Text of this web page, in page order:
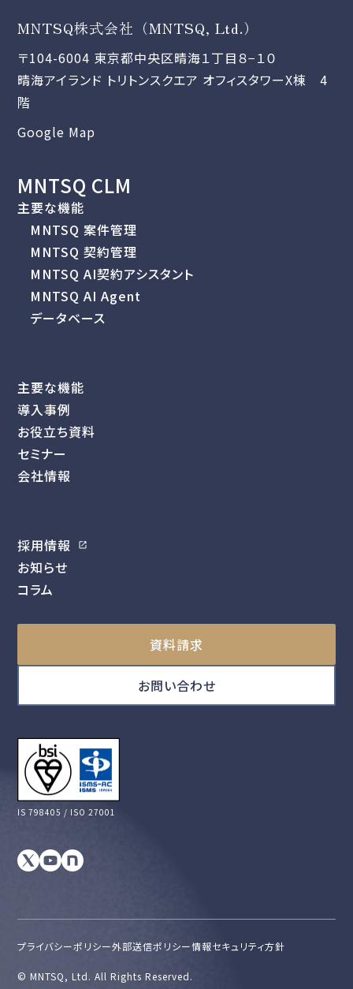
MNTSQ株式会社（MNTSQ, Ltd.）
〒104-6004 東京都中央区晴海１丁目８−１０
晴海アイランド トリトンスクエア オフィスタワーX棟 4
階
Google Map
MNTSQ CLM
主要な機能
MNTSQ 案件管理
MNTSQ 契約管理
MNTSQ AI契約アシスタント
MNTSQ AI Agent
データベース
主要な機能
導入事例
お役立ち資料
セミナー
会社情報
採用情報
お知らせ
コラム
資料請求
お問い合わせ
IS 798405 / ISO 27001
プライバシーポリシー外部送信ポリシー情報セキュリティ方針
©︎ MNTSQ, Ltd. All Rights Reserved.